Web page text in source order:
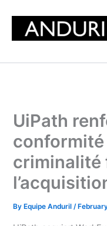
content
UiPath
criminalité
By Equipe Anduril/